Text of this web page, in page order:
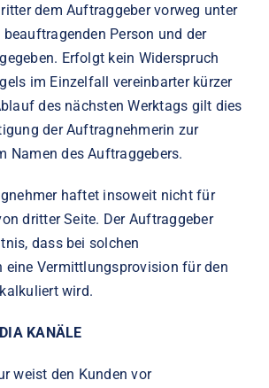
dem Auftraggeber vorweg unter
beauftragenden Person und der
Erfolgt kein Widerspruch
im Einzelfall vereinbarter kürzer
des nächsten Werktags gilt dies
der Auftragnehmerin zur
Namen des Auftraggebers.
haftet insoweit nicht für
dritter Seite. Der Auftraggeber
dass bei solchen
eine Vermittlungsprovision für den
wird.
KANÄLE
weist den Kunden vor